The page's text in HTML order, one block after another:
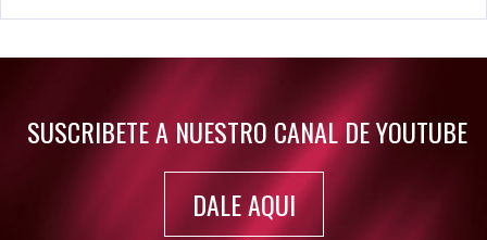
Rumor: Se filtran los primeros detalles de Resident Evil 9
SUSCRIBETE A NUESTRO CANAL DE YOUTUBE
DALE AQUI